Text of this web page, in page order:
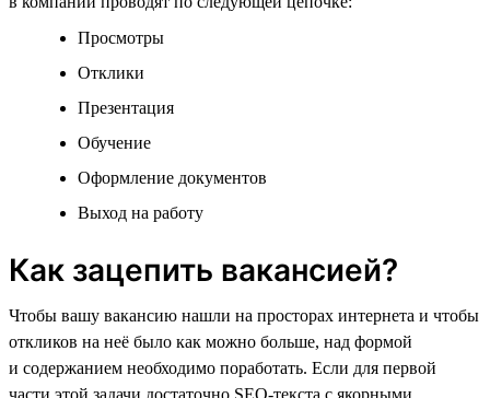
Просмотры
Отклики
Презентация
Обучение
Оформление документов
Выход на работу
Как зацепить вакансией?
Чтобы вашу вакансию нашли на просторах интернета и чтобы
откликов на неё было как можно больше, над формой
и содержанием необходимо поработать. Если для первой
части этой задачи достаточно SEO-текста с якорными